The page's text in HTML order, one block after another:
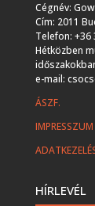
Cégnév:
Cím: 2011
Telefon: +36
Hétközben
e-mail:
ÁSZF.
IMPRESSZUM
HÍRLEVÉL